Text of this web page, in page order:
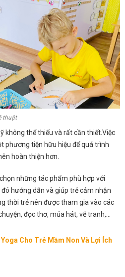
thuật
không thể thiếu và rất cần thiết.Việc
phương tiện hữu hiệu để quá trình
hoàn thiện hơn.
những tác phẩm phù hợp với
hướng dẫn và giúp trẻ cảm nhận
thời trẻ nên được tham gia vào các
đọc thơ, múa hát, vẽ tranh,…
Cho Trẻ Mầm Non Và Lợi Ích